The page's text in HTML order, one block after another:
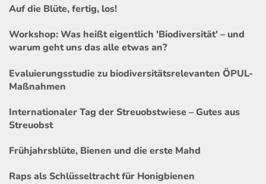
Auf die Blüte, fertig, los!
Workshop: Was heißt eigentlich 'Biodiversität' – und
warum geht uns das alle etwas an?
Evaluierungsstudie zu biodiversitätsrelevanten ÖPUL-
Maßnahmen
Internationaler Tag der Streuobstwiese – Gutes aus
Streuobst
Frühjahrsblüte, Bienen und die erste Mahd
Raps als Schlüsseltracht für Honigbienen